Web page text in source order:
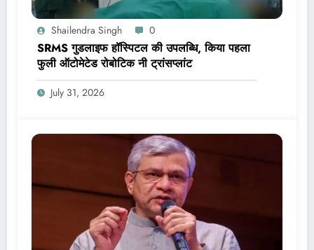
Shailendra Singh 0
SRMS गुडलाइफ हॉस्पिटल की उपलब्धि, किया पहला
फुली ऑटोमेटेड रोबोटिक नी ट्रांसप्लांट
July 31, 2026